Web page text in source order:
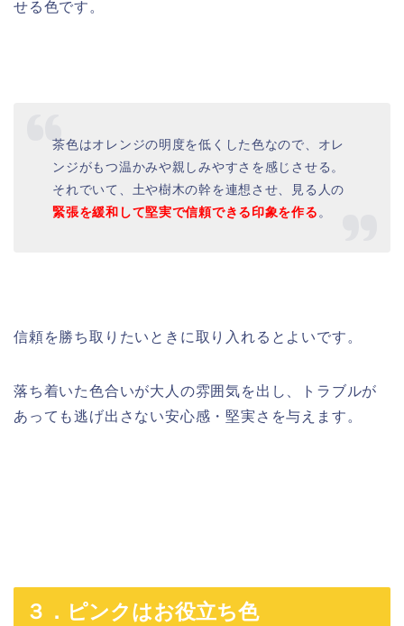
せる色です。
茶色はオレンジの明度を低くした色なので、オレ
ンジがもつ温かみや親しみやすさを感じさせる。
それでいて、土や樹木の幹を連想させ、見る人の
緊張を緩和して堅実で信頼できる印象を作る 。
信頼を勝ち取りたいときに取り入れるとよいです。
落ち着いた色合いが大人の雰囲気を出し、トラブルが
あっても逃げ出さない安心感・堅実さを与えます。
３．ピンクはお役立ち色